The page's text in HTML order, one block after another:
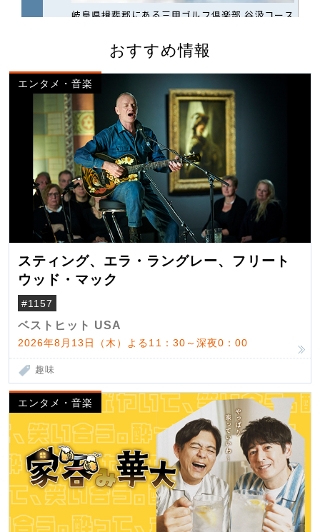
おすすめ情報
エンタメ・音楽
スティング、エラ・ラングレー、フリート
ウッド・マック
#1157
ベストヒット USA
2026年8月13日（木）よる11：30～深夜0：00
趣味
エンタメ・音楽